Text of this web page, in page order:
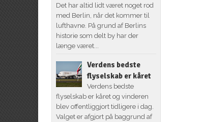
Det har altid lidt været noget rod
med Berlin, når det kommer til
lufthavne. På grund af Berlins
historie som delt by har der
længe været...
Verdens bedste
flyselskab er kåret
Verdens bedste
flyselskab er kåret og vinderen
blev offentliggjort tidligere i dag.
Valget er afgjort på baggrund af